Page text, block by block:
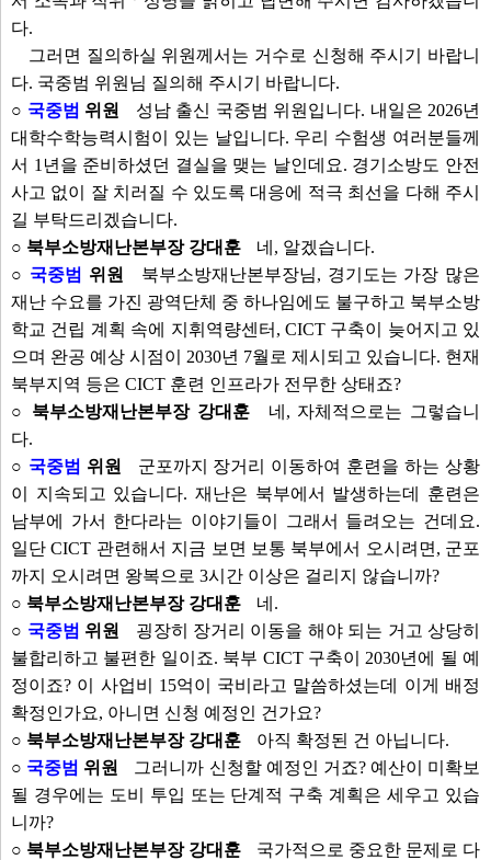
다.
그러면 질의하실 위원께서는 거수로 신청해 주시기 바랍니
다. 국중범 위원님 질의해 주시기 바랍니다.
○ 국중범 위원
성남 출신 국중범 위원입니다. 내일은 2026년
대학수학능력시험이 있는 날입니다. 우리 수험생 여러분들께
서 1년을 준비하셨던 결실을 맺는 날인데요. 경기소방도 안전
사고 없이 잘 치러질 수 있도록 대응에 적극 최선을 다해 주시
길 부탁드리겠습니다.
○ 북부소방재난본부장 강대훈
네, 알겠습니다.
○ 국중범 위원
북부소방재난본부장님, 경기도는 가장 많은
재난 수요를 가진 광역단체 중 하나임에도 불구하고 북부소방
학교 건립 계획 속에 지휘역량센터, CICT 구축이 늦어지고 있
으며 완공 예상 시점이 2030년 7월로 제시되고 있습니다. 현재
북부지역 등은 CICT 훈련 인프라가 전무한 상태죠?
○ 북부소방재난본부장 강대훈
네, 자체적으로는 그렇습니
다.
○ 국중범 위원
군포까지 장거리 이동하여 훈련을 하는 상황
이 지속되고 있습니다. 재난은 북부에서 발생하는데 훈련은
남부에 가서 한다라는 이야기들이 그래서 들려오는 건데요.
일단 CICT 관련해서 지금 보면 보통 북부에서 오시려면, 군포
까지 오시려면 왕복으로 3시간 이상은 걸리지 않습니까?
○ 북부소방재난본부장 강대훈
네.
○ 국중범 위원
굉장히 장거리 이동을 해야 되는 거고 상당히
불합리하고 불편한 일이죠. 북부 CICT 구축이 2030년에 될 예
정이죠? 이 사업비 15억이 국비라고 말씀하셨는데 이게 배정
확정인가요, 아니면 신청 예정인 건가요?
○ 북부소방재난본부장 강대훈
아직 확정된 건 아닙니다.
○ 국중범 위원
그러니까 신청할 예정인 거죠? 예산이 미확보
될 경우에는 도비 투입 또는 단계적 구축 계획은 세우고 있습
니까?
○ 북부소방재난본부장 강대훈
국가적으로 중요한 문제로 다